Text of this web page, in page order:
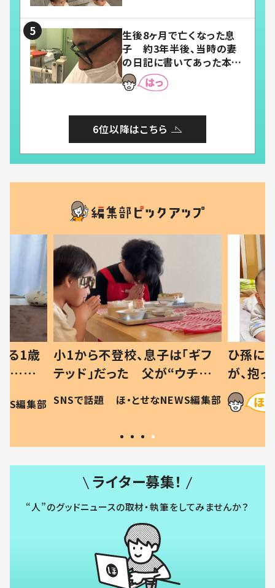
生後8ヶ月で亡くなった息
子 約3年半後、当時の妻
の日記に書いてあった本音
とは
6位以降はこちら
る1歳
…母
現行
編集部
小1から不登校、息子は「ギフ
テッド」だった 父が“ウチ給
食”を作り続ける理由とは #令
和の親 #令和の子
SNSで話題 ほ・とせなNEWS編集部
ひ孫に
が、抱
に「涙
方ない」
ライター募集！
“人”のグッドニュースの取材・執筆をしてみませんか？